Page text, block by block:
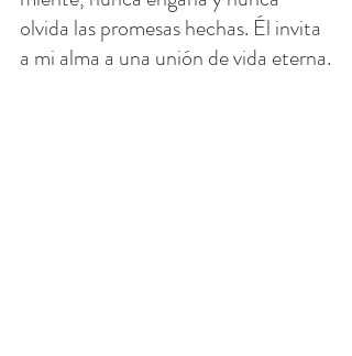
olvida las promesas hechas. Él invita
a mi alma a una unión de vida eterna.